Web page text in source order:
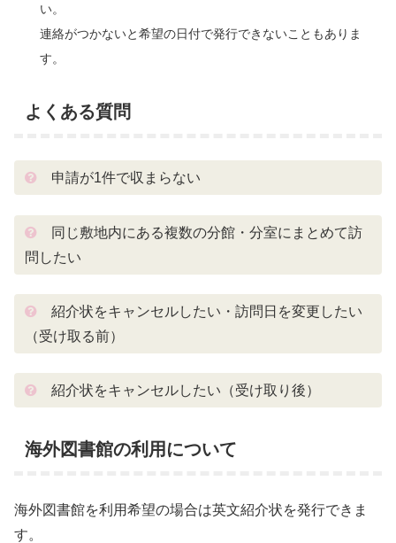
い。
連絡がつかないと希望の日付で発行できないこともありま
す。
よくある質問
申請が1件で収まらない
同じ敷地内にある複数の分館・分室にまとめて訪
問したい
紹介状をキャンセルしたい・訪問日を変更したい
（受け取る前）
紹介状をキャンセルしたい（受け取り後）
海外図書館の利用について
海外図書館を利用希望の場合は英文紹介状を発行できま
す。